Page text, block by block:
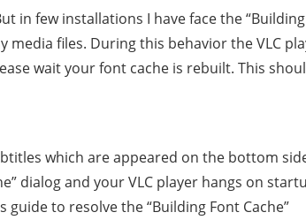
in few installations I have face the “Building
media files. During this behavior the VLC
wait your font cache is rebuilt. This
which are appeared on the bottom
dialog and your VLC player hangs on
to resolve the “Building Font Cache”